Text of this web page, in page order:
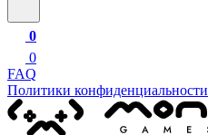
0
0
FAQ
Политики конфиденциальности